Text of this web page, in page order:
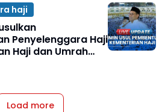
haji
Penyelenggara Haji
Haji dan Umrah
Load more